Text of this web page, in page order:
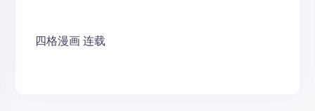
四格漫画 连载